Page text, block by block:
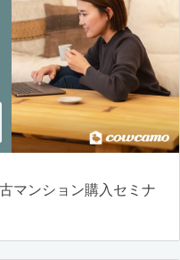
マンション購入セミナ